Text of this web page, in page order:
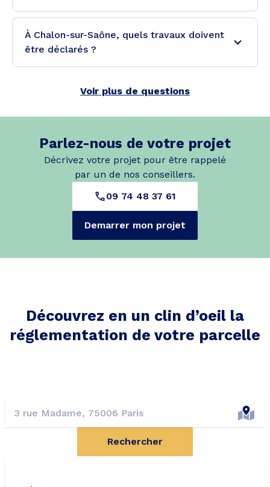
À Chalon-sur-Saône, quels travaux doivent
être déclarés ?
Voir plus de questions
Parlez-nous de votre projet
Décrivez votre projet pour être rappelé
par un de nos conseillers.
09 74 48 37 61
Demarrer mon projet
Découvrez en un clin d’oeil la
réglementation de votre parcelle
Rechercher